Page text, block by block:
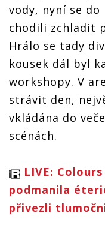
vody, nyní se
chodili zchladit
Hrálo se tady
kousek dál byl
workshopy. V
strávit den,
vkládána do
scénách.
LIVE:
podmanila
přivezli